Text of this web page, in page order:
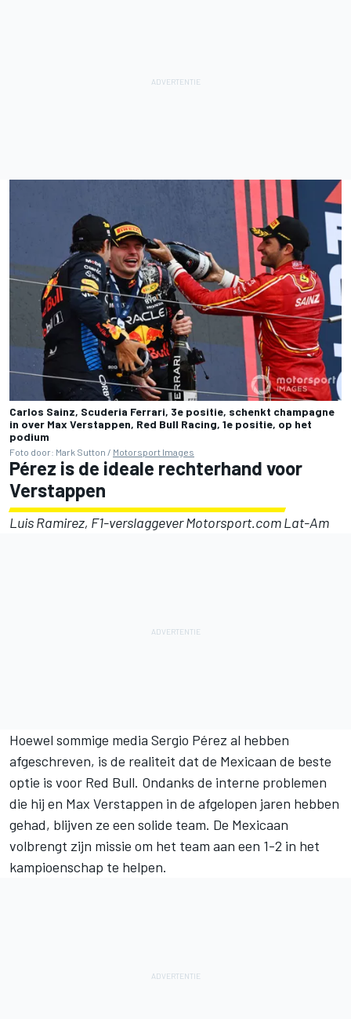
Carlos Sainz, Scuderia Ferrari, 3e positie, schenkt champagne
in over Max Verstappen, Red Bull Racing, 1e positie, op het
podium
Foto door: Mark Sutton / Motorsport Images
Pérez is de ideale rechterhand voor
Verstappen
Luis Ramirez, F1-verslaggever Motorsport.com Lat-Am
Hoewel sommige media Sergio Pérez al hebben
afgeschreven, is de realiteit dat de Mexicaan de beste
optie is voor Red Bull. Ondanks de interne problemen
die hij en Max Verstappen in de afgelopen jaren hebben
gehad, blijven ze een solide team. De Mexicaan
volbrengt zijn missie om het team aan een 1-2 in het
kampioenschap te helpen.